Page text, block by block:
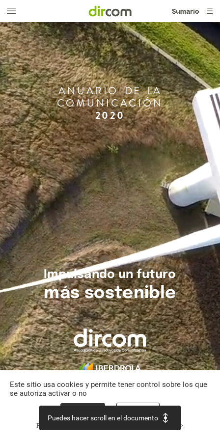
ANUARIO DE LA
COMUNICACIÓN
2020
Impulsando un futuro
más sostenible
Este sitio usa cookies y permite tener control sobre los que
se autoriza activar o no
Política de confidencialidad Continuar sin aceptar >
Puedes hacer scroll en el documento